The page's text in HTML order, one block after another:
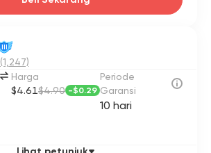
III
(1,247)
Periode
Garansi
10 hari
Harga
$4.61$4.90 -$0.29